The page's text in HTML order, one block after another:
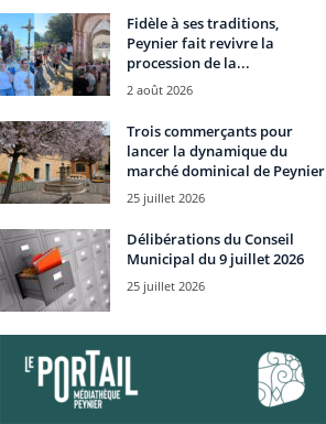
Fidèle à ses traditions,
Peynier fait revivre la
procession de la...
2 août 2026
Trois commerçants pour
lancer la dynamique du
marché dominical de Peynier
25 juillet 2026
Délibérations du Conseil
Municipal du 9 juillet 2026
25 juillet 2026